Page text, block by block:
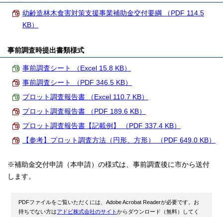
幼齢造林木食害対策支援事業補助金交付要綱 （PDF 114.5
KB）
事前調査時提出書類様式
事前調査シート （Excel 15.8 KB）
事前調査シート （PDF 346.5 KB）
プロット調査報告書 （Excel 110.7 KB）
プロット調査報告書 （PDF 189.6 KB）
プロット調査報告書【記載例】 （PDF 337.4 KB）
【参考】プロット調査方法（円形、方形） （PDF 649.0 KB）
※補助金交付申請（本申請）の様式は、事前調査後に市から送付
します。
PDFファイルをご覧いただくには、Adobe Acrobat Readerが必要です。お
持ちでない方はアドビ株式会社のサイトからダウンロード（無料）してく